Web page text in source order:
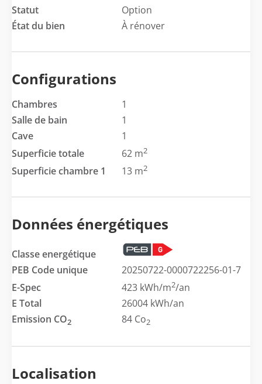
Statut
Option
État du bien
À rénover
Configurations
Chambres
1
Salle de bain
1
Cave
1
Superficie totale
62 m2
Superficie chambre 1 13 m2
Données énergétiques
Classe energétique
PEB Code unique
20250722-0000722256-01-7
E-Spec
423 kWh/m2/an
E Total
26004 kWh/an
Emission CO2 84 Co2
Localisation